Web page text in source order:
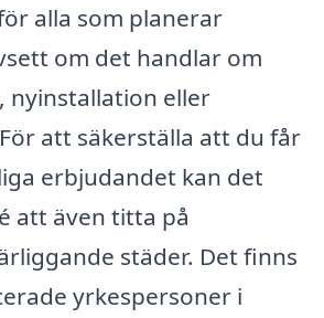
alla som planerar
om det handlar om
nyinstallation eller
att säkerställa att du får
erbjudandet kan det
att även titta på
städer. Det finns
yrkespersoner i